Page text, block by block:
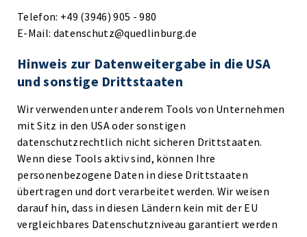
Telefon: +49 (3946) 905 - 980
E-Mail: datenschutz@quedlinburg.de
Hinweis zur Datenweitergabe in die USA
und sonstige Drittstaaten
Wir verwenden unter anderem Tools von Unternehmen
mit Sitz in den USA oder sonstigen
datenschutzrechtlich nicht sicheren Drittstaaten.
Wenn diese Tools aktiv sind, können Ihre
personenbezogene Daten in diese Drittstaaten
übertragen und dort verarbeitet werden. Wir weisen
darauf hin, dass in diesen Ländern kein mit der EU
vergleichbares Datenschutzniveau garantiert werden